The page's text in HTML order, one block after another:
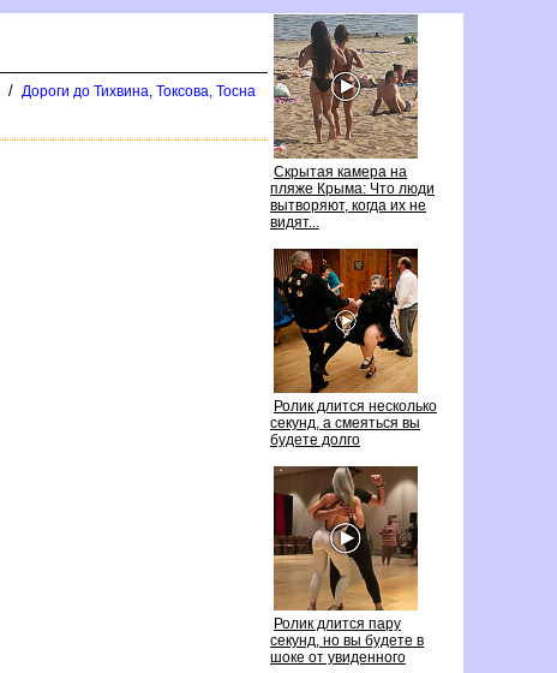
Скрытая камера на
пляже Крыма: Что люди
ытворяют, когда их не
идят...
Ролик длится несколько
секунд, а смеяться вы
удете долго
Ролик длится пару
секунд, но вы будете
шоке от увиденного
/ Дороги до Тихвина, Токсова, Тосна